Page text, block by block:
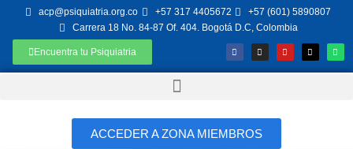
acp@psiquiatria.org.co +57 317 4405672
+57 (601) 5890807
Carrera 18 No. 84-87 Of. 404. Bogotá D.C, Colombia
Encuentra tu Psiquiatria
ACCEDER A ZONA MIEMBROS